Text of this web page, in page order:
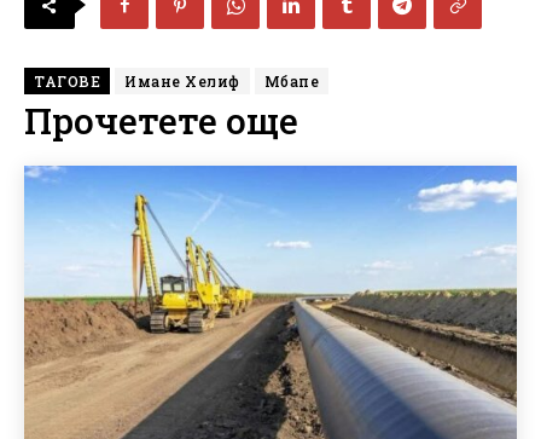
ТАГОВЕ Имане Хелиф Мбапе
Прочетете още